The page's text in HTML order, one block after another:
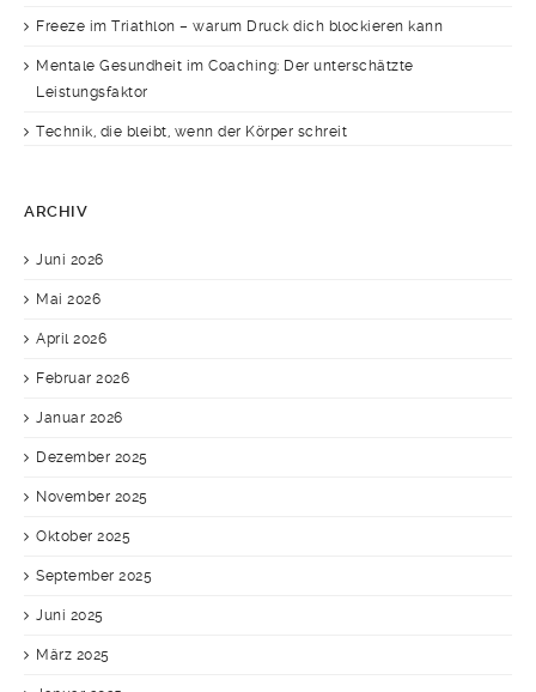
Freeze im Triathlon – warum Druck dich blockieren kann
Mentale Gesundheit im Coaching: Der unterschätzte
Leistungsfaktor
Technik, die bleibt, wenn der Körper schreit
ARCHIV
Juni 2026
Mai 2026
April 2026
Februar 2026
Januar 2026
Dezember 2025
November 2025
Oktober 2025
September 2025
Juni 2025
März 2025